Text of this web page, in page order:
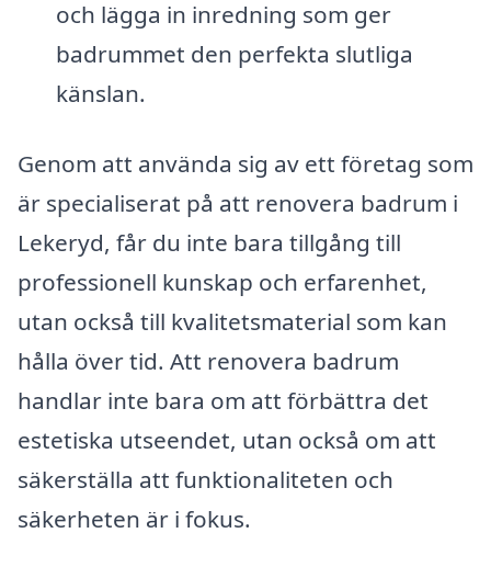
och lägga in inredning som ger
badrummet den perfekta slutliga
känslan.
Genom att använda sig av ett företag som
är specialiserat på att renovera badrum i
Lekeryd, får du inte bara tillgång till
professionell kunskap och erfarenhet,
utan också till kvalitetsmaterial som kan
hålla över tid. Att renovera badrum
handlar inte bara om att förbättra det
estetiska utseendet, utan också om att
säkerställa att funktionaliteten och
säkerheten är i fokus.